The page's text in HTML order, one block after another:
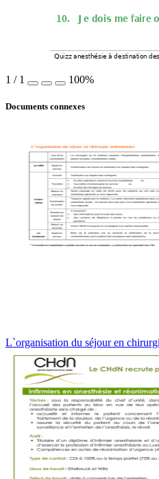
Quizz anesthésie à destination
10.
Je dois me faire
1 / 1 100%
Documents connexes
L`organisation du séjour en